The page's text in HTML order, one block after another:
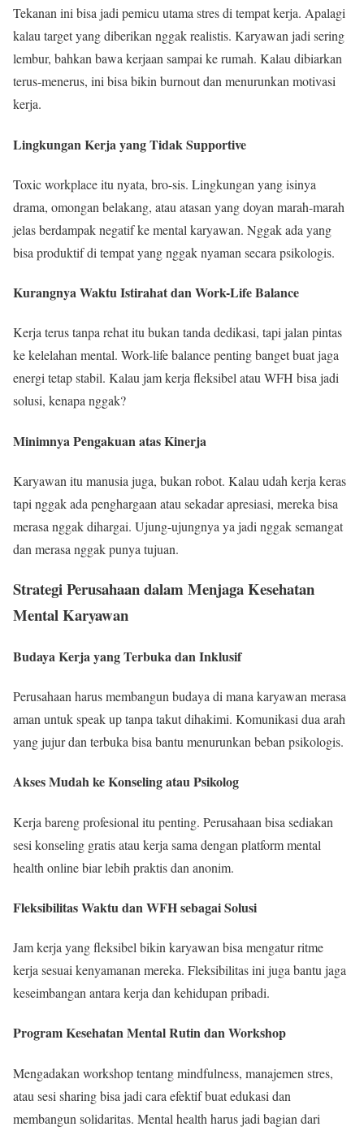
Tekanan ini bisa jadi pemicu utama stres di tempat kerja. Apalagi
kalau target yang diberikan nggak realistis. Karyawan jadi sering
lembur, bahkan bawa kerjaan sampai ke rumah. Kalau dibiarkan
terus-menerus, ini bisa bikin burnout dan menurunkan motivasi
kerja.
Lingkungan Kerja yang Tidak Supportive
Toxic workplace itu nyata, bro-sis. Lingkungan yang isinya
drama, omongan belakang, atau atasan yang doyan marah-marah
jelas berdampak negatif ke mental karyawan. Nggak ada yang
bisa produktif di tempat yang nggak nyaman secara psikologis.
Kurangnya Waktu Istirahat dan Work-Life Balance
Kerja terus tanpa rehat itu bukan tanda dedikasi, tapi jalan pintas
ke kelelahan mental. Work-life balance penting banget buat jaga
energi tetap stabil. Kalau jam kerja fleksibel atau WFH bisa jadi
solusi, kenapa nggak?
Minimnya Pengakuan atas Kinerja
Karyawan itu manusia juga, bukan robot. Kalau udah kerja keras
tapi nggak ada penghargaan atau sekadar apresiasi, mereka bisa
merasa nggak dihargai. Ujung-ujungnya ya jadi nggak semangat
dan merasa nggak punya tujuan.
Strategi Perusahaan dalam Menjaga Kesehatan
Mental Karyawan
Budaya Kerja yang Terbuka dan Inklusif
Perusahaan harus membangun budaya di mana karyawan merasa
aman untuk speak up tanpa takut dihakimi. Komunikasi dua arah
yang jujur dan terbuka bisa bantu menurunkan beban psikologis.
Akses Mudah ke Konseling atau Psikolog
Kerja bareng profesional itu penting. Perusahaan bisa sediakan
sesi konseling gratis atau kerja sama dengan platform mental
health online biar lebih praktis dan anonim.
Fleksibilitas Waktu dan WFH sebagai Solusi
Jam kerja yang fleksibel bikin karyawan bisa mengatur ritme
kerja sesuai kenyamanan mereka. Fleksibilitas ini juga bantu jaga
keseimbangan antara kerja dan kehidupan pribadi.
Program Kesehatan Mental Rutin dan Workshop
Mengadakan workshop tentang mindfulness, manajemen stres,
atau sesi sharing bisa jadi cara efektif buat edukasi dan
membangun solidaritas. Mental health harus jadi bagian dari